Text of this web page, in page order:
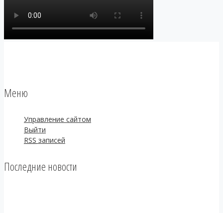
Меню
Управление сайтом
Выйти
RSS записей
Последние новости